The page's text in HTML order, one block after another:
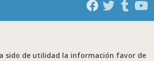
sido de utilidad la información favor de